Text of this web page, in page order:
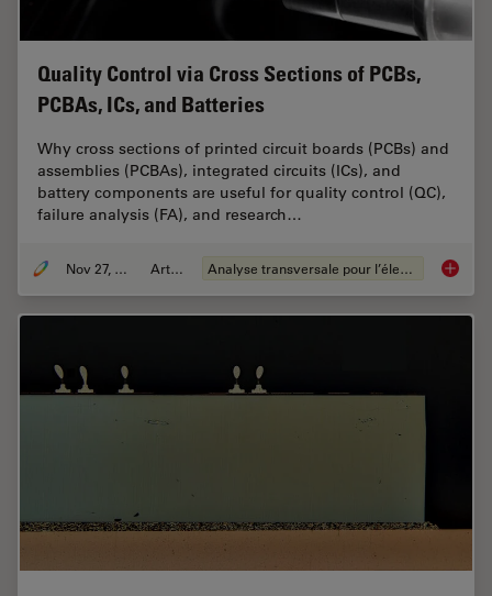
Quality Control via Cross Sections of PCBs,
PCBAs, ICs, and Batteries
Why cross sections of printed circuit boards (PCBs) and
assemblies (PCBAs), integrated circuits (ICs), and
battery components are useful for quality control (QC),
failure analysis (FA), and research…
Nov 27, 2023 Article Analyse transversale pour l’électronique Quality